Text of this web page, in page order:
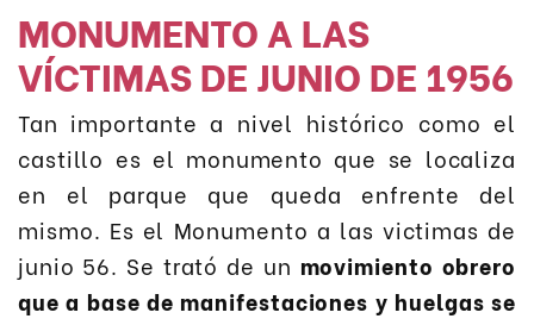
MONUMENTO A LAS
VÍCTIMAS DE JUNIO DE 1956
Tan importante a nivel histórico como el
castillo es el monumento que se localiza
en el parque que queda enfrente del
mismo. Es el Monumento a las victimas de
junio 56. Se trató de un movimiento obrero
que a base de manifestaciones y huelgas se